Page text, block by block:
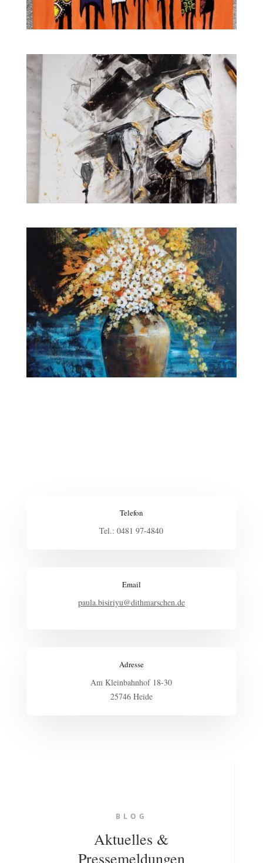
Telefon
Tel.: 0481 97-4840
Email
paula.bisiriyu@dithmarschen.de
Adresse
Am Kleinbahnhof 18-30
25746 Heide
BLOG
Aktuelles &
Pressemeldungen